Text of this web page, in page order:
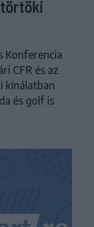
Konferencia
CFR és az
kínálatban
és golf is